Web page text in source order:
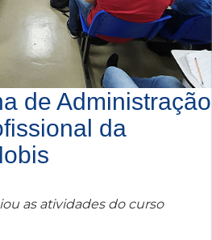
de Administração
da
as atividades do curso